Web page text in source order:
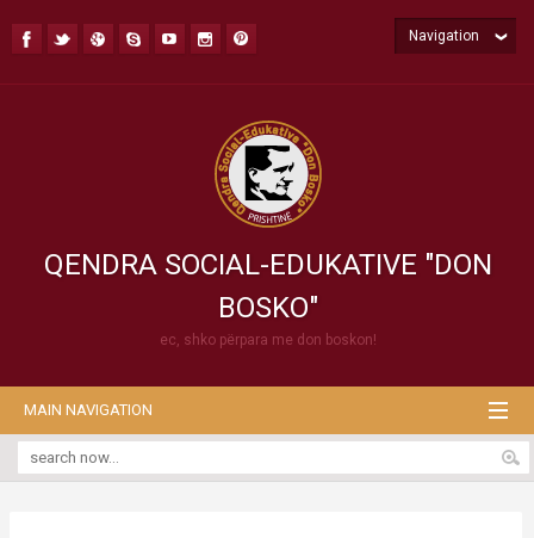
QENDRA SOCIAL-EDUKATIVE "DON
BOSKO"
ec, shko përpara me don boskon!
Navigation
MAIN NAVIGATION